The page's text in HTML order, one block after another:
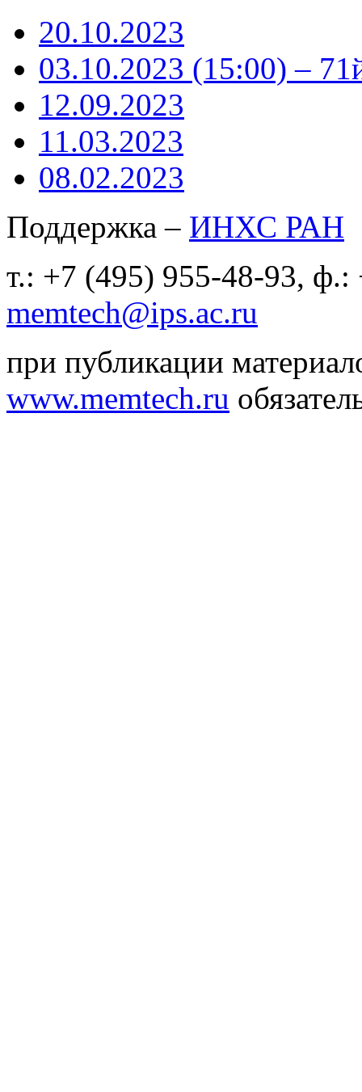
20.10.2023
03.10.2023 (15:00) –
12.09.2023
11.03.2023
08.02.2023
Поддержка – ИНХС РАН
т.: +7 (495) 955-48-93,
memtech@ips.ac.ru
при публикации
www.memtech.ru